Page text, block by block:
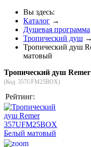
Вы здесь:
Каталог →
Душевая программа
Тропический душ →
Тропический душ
матовый
Тропический душ
(Код: 357UFM25BOX)
Рейтинг: